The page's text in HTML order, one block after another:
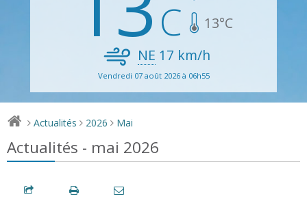
13°C
NE 17 km/h
Vendredi 07 août 2026 à 06h55
> Actualités > 2026 > Mai
Actualités - mai 2026